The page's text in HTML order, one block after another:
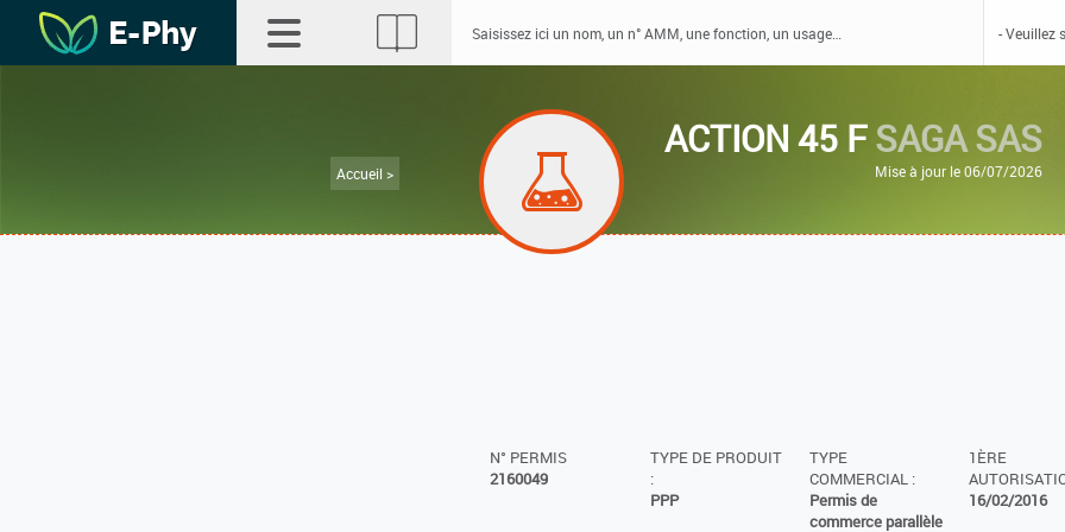
Accueil >
ACTION 45 FSAGA SAS
Mise à jour le 06/07/2026
N° PERMIS
2160049
TYPE DE PRODUIT
:
PPP
TYPE
COMMERCIAL :
Permis de
commerce parallèle
1ÈRE
16/02/2016